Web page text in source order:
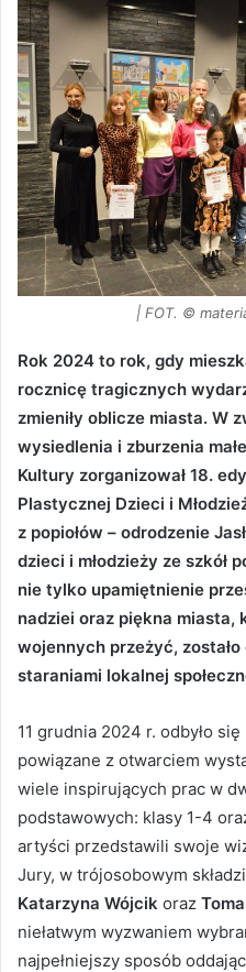
| FOT. ©
Rok 2024 to rok, gdy
rocznicę tragicznych
zmieniły oblicze miasta. W
wysiedlenia i zburzenia
Kultury zorganizował 18.
Plastycznej Dzieci i
z popiołów – odrodzenie
dzieci i młodzieży ze szkół
nie tylko upamiętnienie
nadziei oraz piękna miasta,
wojennych przeżyć,
staraniami lokalnej
11 grudnia 2024 r. odbyło
powiązane z otwarciem
wiele inspirujących prac w
podstawowych: klasy 1-4
artyści przedstawili swoje
Jury, w trójosobowym
Katarzyna Wójcik oraz
niełatwym wyzwaniem
najpełniejszy sposób